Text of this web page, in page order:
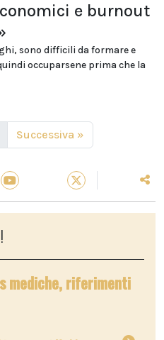
e burnout
sono difficili da formare e
occuparsene prima che la
Successiva »
mediche, riferimenti